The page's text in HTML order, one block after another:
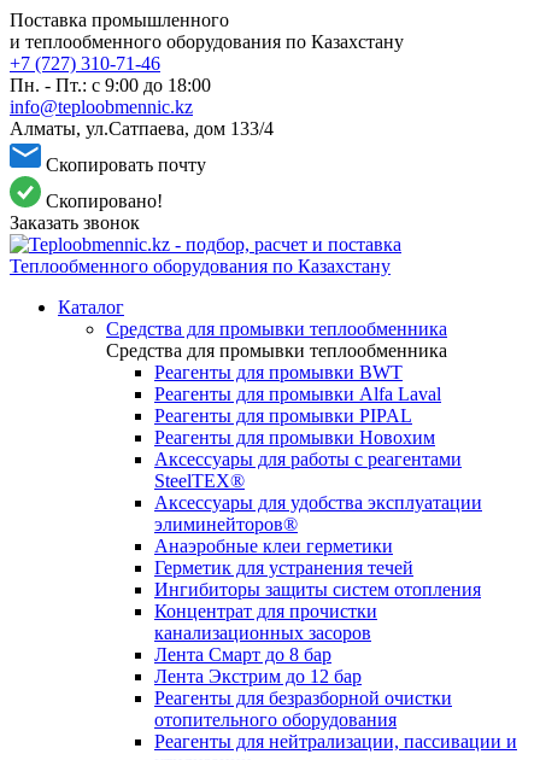
Поставка промышленного
и теплообменного оборудования по Казахстану
+7 (727) 310-71-46
Пн. - Пт.: с 9:00 до 18:00
info@teploobmennic.kz
Алматы, ул.Сатпаева, дом 133/4
Скопировать почту
Скопировано!
Заказать звонок
Каталог
Средства для промывки теплообменника
Средства для промывки теплообменника
Реагенты для промывки BWT
Реагенты для промывки Alfa Laval
Реагенты для промывки PIPAL
Реагенты для промывки Новохим
Аксессуары для работы с реагентами
SteelTEX®
Аксессуары для удобства эксплуатации
элиминейторов®
Анаэробные клеи герметики
Герметик для устранения течей
Ингибиторы защиты систем отопления
Концентрат для прочистки
канализационных засоров
Лента Смарт до 8 бар
Лента Экстрим до 12 бар
Реагенты для безразборной очистки
отопительного оборудования
Реагенты для нейтрализации, пассивации и